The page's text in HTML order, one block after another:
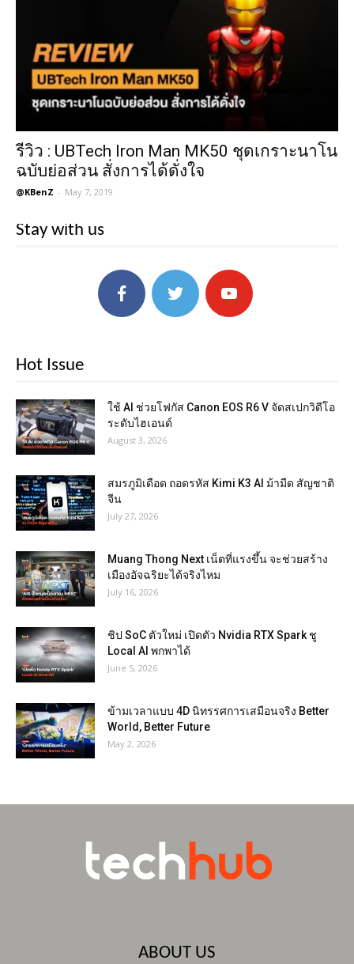
รีวิว : UBTech Iron Man MK50 ชุดเกราะนาโน
ฉบับย่อส่วน สั่งการได้ดั่งใจ
@KBenZ - May 7, 2019
Stay with us
Hot Issue
ใช้ AI ช่วยโฟกัส Canon EOS R6 V จัดสเปกวิดีโอ
ระดับไฮเอนด์
August 3, 2026
สมรภูมิเดือด ถอดรหัส Kimi K3 AI ม้ามืด สัญชาติ
จีน
July 27, 2026
Muang Thong Next เน็ตที่แรงขึ้น จะช่วยสร้าง
เมืองอัจฉริยะได้จริงไหม
July 16, 2026
ชิป SoC ตัวใหม่ เปิดตัว Nvidia RTX Spark ชู
Local AI พกพาได้
June 5, 2026
ข้ามเวลาแบบ 4D นิทรรศการเสมือนจริง Better
World, Better Future
May 2, 2026
ABOUT US